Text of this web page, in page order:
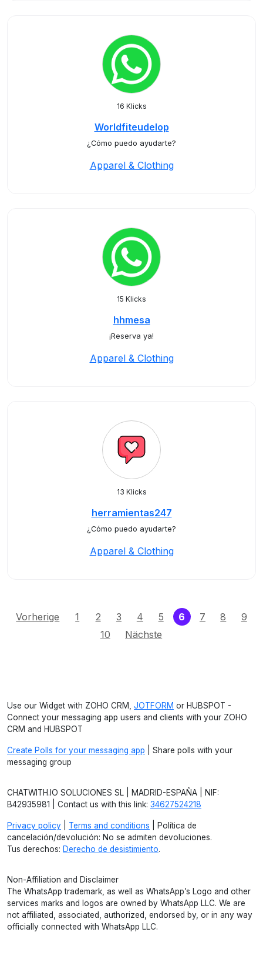
16 Klicks
Worldfiteudelop
¿Cómo puedo ayudarte?
Apparel & Clothing
15 Klicks
hhmesa
¡Reserva ya!
Apparel & Clothing
13 Klicks
herramientas247
¿Cómo puedo ayudarte?
Apparel & Clothing
Vorherige 1 2 3 4 5 6 (current)
7 8
9
10
Nächste
Use our Widget with ZOHO CRM, JOTFORM or HUBSPOT -
Connect your messaging app users and clients with your ZOHO
CRM and HUBSPOT
Create Polls for your messaging app | Share polls with your
messaging group
CHATWITH.IO SOLUCIONES SL | MADRID-ESPAÑA | NIF:
B42935981 | Contact us with this link: 34627524218
Privacy policy Terms and conditions | Política de
cancelación/devolución: No se admiten devoluciones.
Tus derechos: Derecho de desistimiento.
Non-Affiliation and Disclaimer
The WhatsApp trademark, as well as WhatsApp’s Logo and other
services marks and logos are owned by WhatsApp LLC. We are
not affiliated, associated, authorized, endorsed by, or in any way
officially connected with WhatsApp LLC.